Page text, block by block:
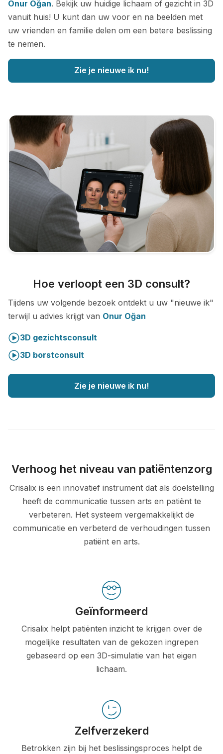
Onur Oğan. Bekijk uw huidige lichaam of gezicht in 3D
vanuit huis! U kunt dan uw voor en na beelden met
uw vrienden en familie delen om een betere beslissing
te nemen.
Zie je nieuwe ik nu!
Hoe verloopt een 3D consult?
Tijdens uw volgende bezoek ontdekt u uw "nieuwe ik"
terwijl u advies krijgt van Onur Oğan
3D gezichtsconsult
3D borstconsult
Zie je nieuwe ik nu!
Verhoog het niveau van patiëntenzorg
Crisalix is een innovatief instrument dat als doelstelling
heeft de communicatie tussen arts en patiënt te
verbeteren. Het systeem vergemakkelijkt de
communicatie en verbeterd de verhoudingen tussen
patiënt en arts.
Geïnformeerd
Crisalix helpt patiënten inzicht te krijgen over de
mogelijke resultaten van de gekozen ingrepen
gebaseerd op een 3D-simulatie van het eigen
lichaam.
Zelfverzekerd
Betrokken zijn bij het beslissingsproces helpt de